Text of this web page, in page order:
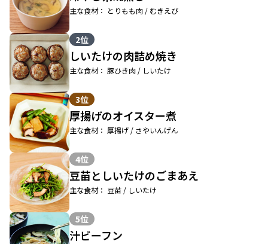
主な食材： とりもも肉 / むきえび
2位
しいたけの肉詰め焼き
主な食材： 豚ひき肉 / しいたけ
3位
厚揚げのオイスター煮
主な食材： 厚揚げ / さやいんげん
4位
豆苗としいたけのごまあえ
主な食材： 豆苗 / しいたけ
5位
汁ビーフン